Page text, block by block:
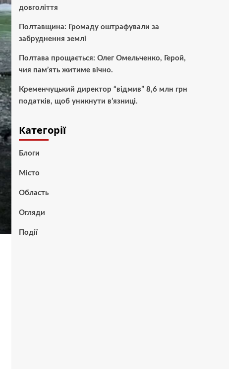
довголіття
Полтавщина: Громаду оштрафували за
забруднення землі
Полтава прощається: Олег Омельченко, Герой,
чия пам’ять житиме вічно.
Кременчуцький директор “відмив” 8,6 млн грн
податків, щоб уникнути в’язниці.
Категорії
Блоги
Місто
Область
Огляди
Події